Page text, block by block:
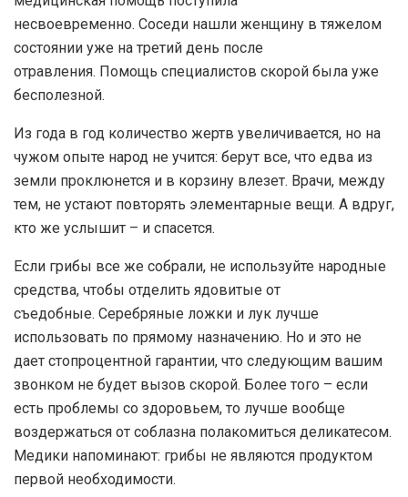
несвоевременно. Соседи нашли женщину в тяжелом
состоянии уже на третий день после
отравления. Помощь специалистов скорой была уже
бесполезной.
Из года в год количество жертв увеличивается, но на
чужом опыте народ не учится: берут все, что едва из
земли проклюнется и в корзину влезет. Врачи, между
тем, не устают повторять элементарные вещи. А вдруг,
кто же услышит – и спасется.
Если грибы все же собрали, не используйте народные
средства, чтобы отделить ядовитые от
съедобные. Серебряные ложки и лук лучше
использовать по прямому назначению. Но и это не
дает стопроцентной гарантии, что следующим вашим
звонком не будет вызов скорой. Более того – если
есть проблемы со здоровьем, то лучше вообще
воздержаться от соблазна полакомиться деликатесом.
Медики напоминают: грибы не являются продуктом
первой необходимости.